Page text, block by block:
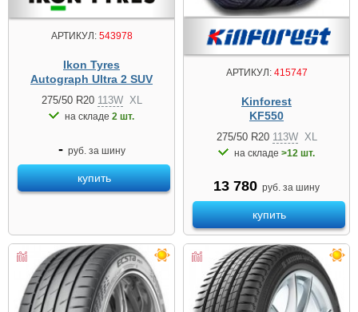
АРТИКУЛ:543978
Ikon Tyres
Autograph Ultra 2 SUV
275/50 R20 113W XL
на складе 2 шт.
- руб. за шину
купить
АРТИКУЛ:415747
Kinforest
KF550
275/50 R20 113W XL
на складе >12 шт.
13 780 руб. за шину
купить